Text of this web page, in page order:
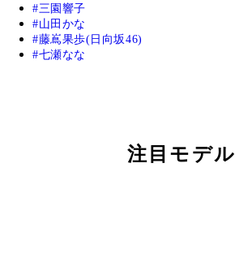
三園響子
山田かな
藤嶌果歩(日向坂46)
七瀬なな
注目モデル